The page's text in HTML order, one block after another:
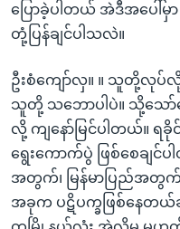
ပြောခဲ့ပါတယ် အဲဒီအပေါ်မှ
တုံ့ပြန်ချင်ပါသလဲ။
ဦးစံကျော်လှ။ ။ သူတို့
သူတို့ သဘောပါပဲ။ သို့သေ
လို့ ကျနော်မြင်ပါတယ်။ ရ
ရွေးကောက်ပွဲ ဖြစ်စေချ
အတွက်၊ မြန်မာပြည်အ
အခုက ပဋိပက္ခဖြစ်နေ